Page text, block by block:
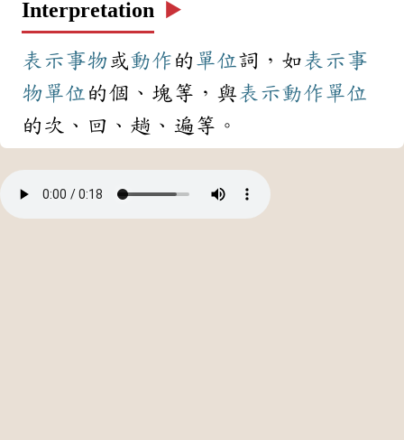
Interpretation ▶️
表示事物 或動作 的 單位詞，如 表示事
物單位 的個、塊等，與表示動作單位
的次、回、趟、遍等。